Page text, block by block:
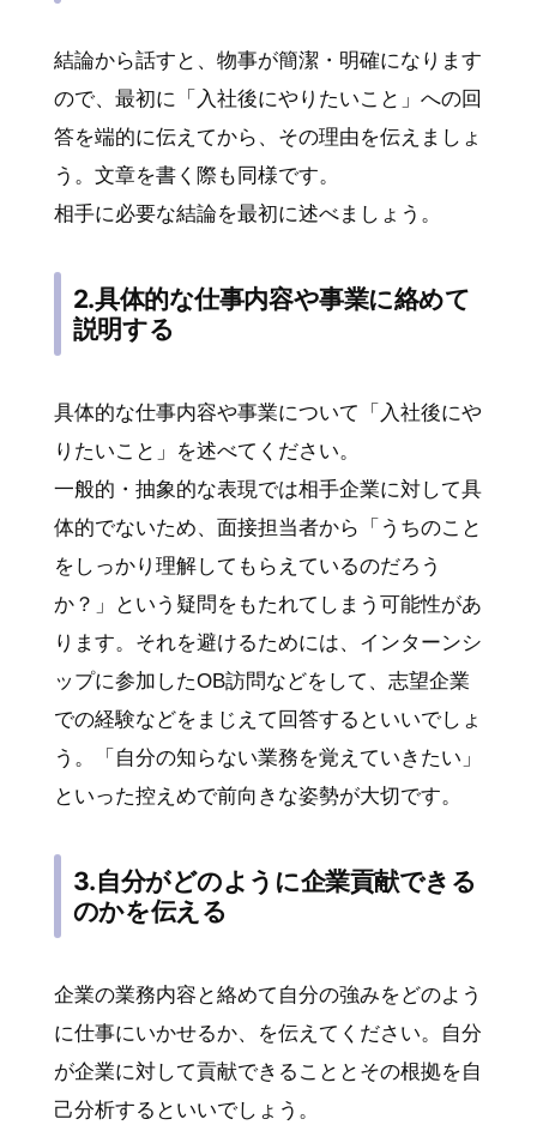
結論から話すと、物事が簡潔・明確になります
ので、最初に「入社後にやりたいこと」への回
答を端的に伝えてから、その理由を伝えましょ
う。文章を書く際も同様です。
相手に必要な結論を最初に述べましょう。
2.具体的な仕事内容や事業に絡めて
説明する
具体的な仕事内容や事業について「入社後にや
りたいこと」を述べてください。
一般的・抽象的な表現では相手企業に対して具
体的でないため、面接担当者から「うちのこと
をしっかり理解してもらえているのだろう
か？」という疑問をもたれてしまう可能性があ
ります。それを避けるためには、インターンシ
ップに参加したOB訪問などをして、志望企業
での経験などをまじえて回答するといいでしょ
う。「自分の知らない業務を覚えていきたい」
といった控えめで前向きな姿勢が大切です。
3.自分がどのように企業貢献できる
のかを伝える
企業の業務内容と絡めて自分の強みをどのよう
に仕事にいかせるか、を伝えてください。自分
が企業に対して貢献できることとその根拠を自
己分析するといいでしょう。